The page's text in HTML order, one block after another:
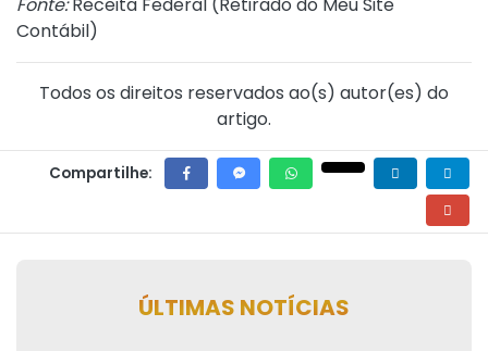
Contábil)
Todos os direitos reservados ao(s) autor(es) do
artigo.
Compartilhe:
ÚLTIMAS NOTÍCIAS